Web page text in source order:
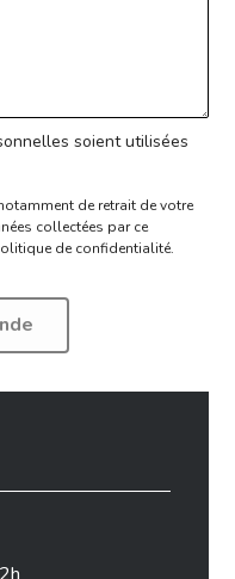
soient utilisées
de retrait de votre
collectées par ce
de confidentialité.